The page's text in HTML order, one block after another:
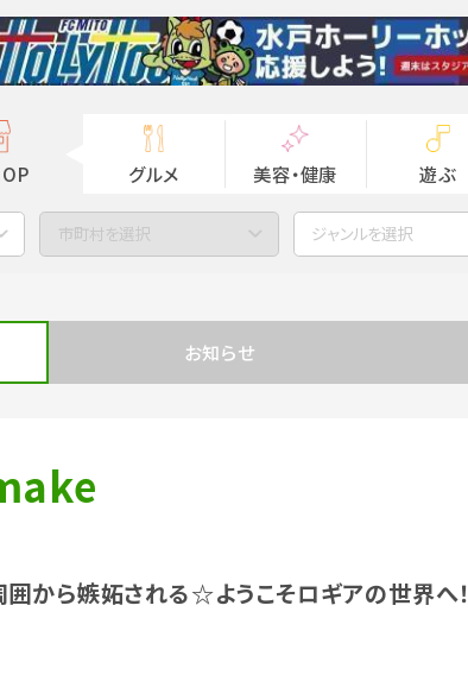
グルメ 美容・健康 遊ぶ
市町村を選択 ジャンルを選択
お知らせ
から嫉妬される☆ようこそロギアの世界へ！